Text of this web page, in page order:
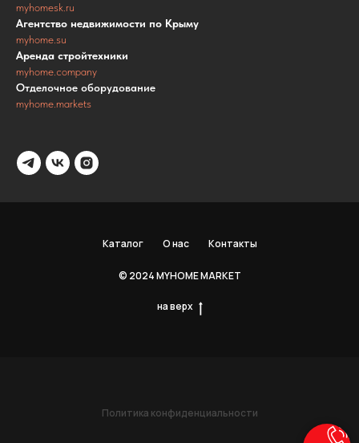
myhomesk.ru
Агентство недвижимости по Крыму
myhome.su
Аренда стройтехники
myhome.company
Отделочное оборудование
myhome.markets
Каталог О нас Контакты
© 2024 MYHOME MARKET
на верх
Политика конфиденциальности